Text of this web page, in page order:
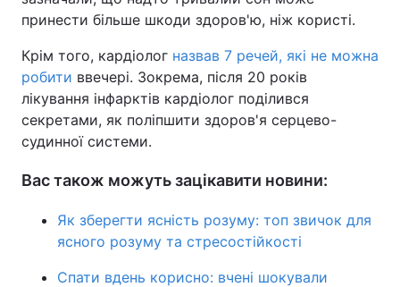
принести більше шкоди здоров'ю, ніж користі.
Крім того, кардіолог назвав 7 речей, які не можна
робити ввечері. Зокрема, після 20 років
лікування інфарктів кардіолог поділився
секретами, як поліпшити здоров'я серцево-
судинної системи.
Вас також можуть зацікавити новини:
Як зберегти ясність розуму: топ звичок для
ясного розуму та стресостійкості
Спати вдень корисно: вчені шокували